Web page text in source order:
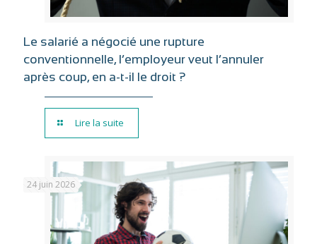
Le salarié a négocié une rupture
conventionnelle, l’employeur veut l’annuler
après coup, en a-t-il le droit ?
Lire la suite
24 juin 2026